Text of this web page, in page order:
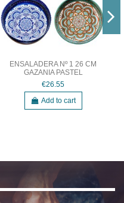
ENSALADERA Nº 1 26 CM
GAZANIA PASTEL
€26.55
Add to cart